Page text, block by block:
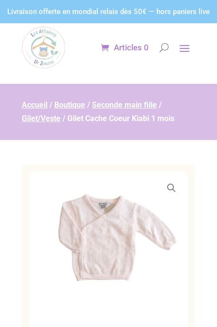
Livraison offerte en mondial relais dès 50€ — hors paniers live
Articles 0
Accueil / Boutique / Seconde main fille /
Gilet/Veste / Gilet Cache Coeur Kiabi 1 mois
Panneau de gestion des cookies